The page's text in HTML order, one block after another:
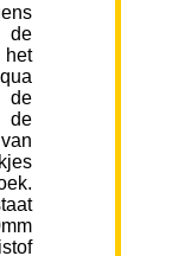
de
de
de